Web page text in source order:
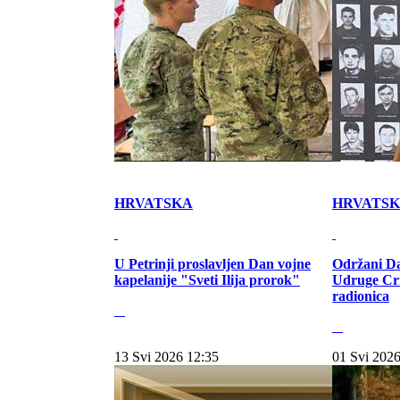
HRVATSKA
U Petrinji proslavljen Dan vojne
kapelanije "Sveti Ilija prorok"
Održani
Udruge
radionica
13 Svi 2026 12:35 01 Svi